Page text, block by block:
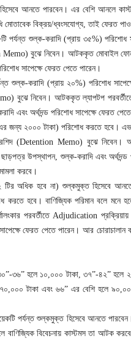
হিসেবে আনতে পারবেন। এর বেশি আনলে
বিক্রয়/ধ্বংসযোগ্য, তাই ফেরত
শুল্ক-করাদি (প্রায় ৩৫%) পরিশোধ
বুঝে নিবেন। আটককৃত মোবাইল
সাপেক্ষে ফেরত পেতে পারেন।
শুল্ক-করাদি (প্রায় ২০%) পরিশোধ
বুঝে নিবেন। আটককৃত ল্যাপটপ
এবং অর্থদন্ড পরিশোধ সাপেক্ষে ফেরত
জন্য ২০০০ টাকা) পরিশোধ করতে হবে।
(Detention Memo) বুঝে নিবেন।
উপস্থাপন, শুল্ক-করাদি এবং অর্থদন্ড
করবে।
টির অধিক হবে না) শুল্কমুক্ত হিসেবে
হবে। বাণিজ্যিক পরিমান বলে মনে
পরবর্তীতে Adjudication প্রক্রিয়ায়
ফেরত পেতে পারেন। আর চোরাচালান
৩৬” হলে ১০,০০০ টাকা, ৩৭”-৪২” হলে
টাকা এবং ৬৬” এর বেশি হলে
পর্যন্ত শুল্কমুক্ত হিসেবে আনতে
বাণিজ্যিক বিবেচনায় কাস্টমস তা আটক